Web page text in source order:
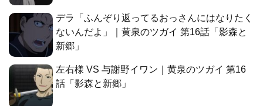
デラ「ふんぞり返ってるおっさんにはなりたく
ないんだよ」｜黄泉のツガイ 第16話「影森と
新郷」
左右様 VS 与謝野イワン｜黄泉のツガイ 第16
話「影森と新郷」